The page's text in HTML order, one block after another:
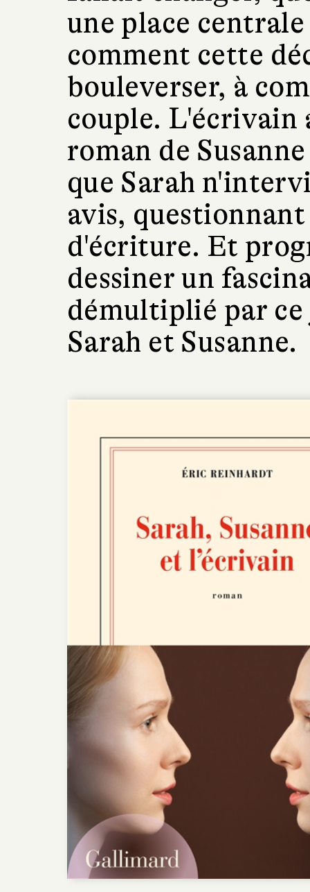
une place
comment cette
bouleverser, à
couple. L'écrivain
roman de
que Sarah
avis,
d'écriture. Et
dessiner un
démultiplié par
Sarah et Susanne.